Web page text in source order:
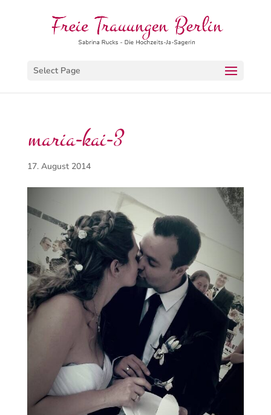
Select Page
maria-kai-3
17. August 2014